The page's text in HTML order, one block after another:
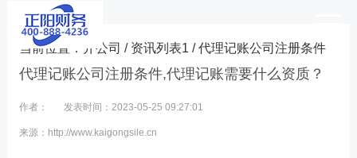
当前位置： 开公司 / 资讯列表1 / 代理记账公司注册条件
代理记账公司注册条件,代理记账需要什么资质？
作者： 发表时间：2023-05-25 09:27:01
来源：http://www.kaigongsile.cn